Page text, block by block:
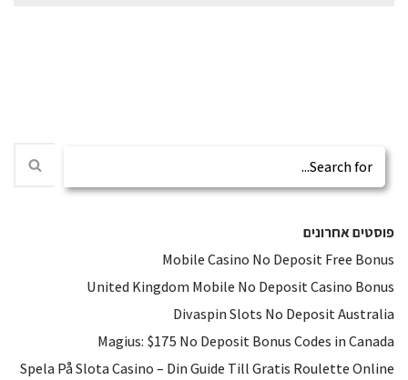
פוסטים אחרונים
Mobile Casino No Deposit Free Bonus
United Kingdom Mobile No Deposit Casino Bonus
Divaspin Slots No Deposit Australia
Magius: $175 No Deposit Bonus Codes in Canada
Spela På Slota Casino – Din Guide Till Gratis Roulette Online